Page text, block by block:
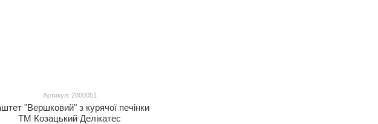
Артикул: 2800051
"Вершковий" з курячої печінки
ТМ Козацький Делікатес